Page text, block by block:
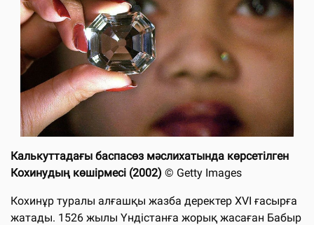
Калькуттадағы баспасөз мәслихатында көрсетілген
Кохинудың көшірмесі (2002) © Getty Images
Кохинұр туралы алғашқы жазба деректер ХVІ ғасырға
жатады. 1526 жылы Үндістанға жорық жасаған Бабыр